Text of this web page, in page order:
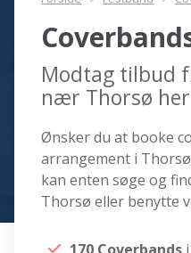
Modtag tilbud
nær Thorsø her
Ønsker du at booke
arrangement i
kan enten søge og
Thorsø eller benytte